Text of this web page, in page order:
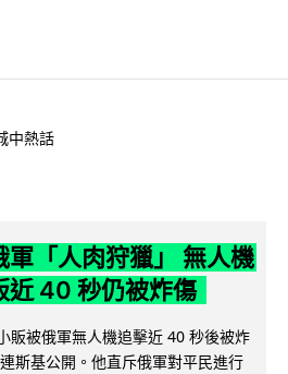
中熱話
軍「人肉狩獵」 無人機
近 40 秒仍被炸傷
販被俄軍無人機追擊近 40 秒後被炸
斯基公開。他直斥俄軍對平民進行